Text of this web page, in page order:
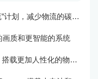
二手手机市场推广“绿色物流”计划，减少物流的碳排放和对环境的影响
质和更智能的系统
BlackBerry发布全新KEY7，搭载更加人性化的物理键盘和创新性操作系统